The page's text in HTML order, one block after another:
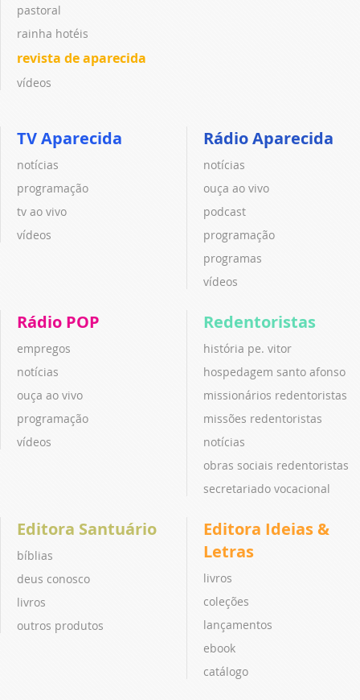
pastoral
rainha hotéis
revista de aparecida
vídeos
TV Aparecida
notícias
programação
tv ao vivo
vídeos
Rádio Aparecida
notícias
ouça ao vivo
podcast
programação
programas
vídeos
Rádio POP
empregos
notícias
ouça ao vivo
programação
vídeos
Redentoristas
história pe. vitor
hospedagem santo afonso
missionários redentoristas
missões redentoristas
notícias
obras sociais redentoristas
secretariado vocacional
Editora Santuário
bíblias
deus conosco
livros
outros produtos
Editora Ideias &
Letras
livros
coleções
lançamentos
ebook
catálogo